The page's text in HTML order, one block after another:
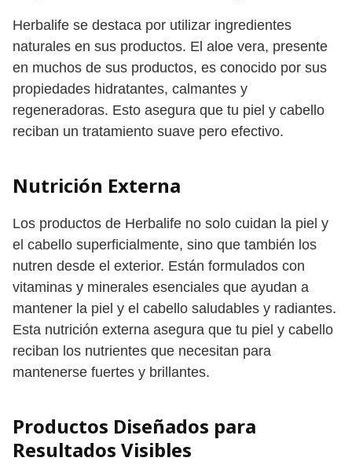
Herbalife se destaca por utilizar ingredientes
naturales en sus productos. El aloe vera, presente
en muchos de sus productos, es conocido por sus
propiedades hidratantes, calmantes y
regeneradoras. Esto asegura que tu piel y cabello
reciban un tratamiento suave pero efectivo.
Nutrición Externa
Los productos de Herbalife no solo cuidan la piel y
el cabello superficialmente, sino que también los
nutren desde el exterior. Están formulados con
vitaminas y minerales esenciales que ayudan a
mantener la piel y el cabello saludables y radiantes.
Esta nutrición externa asegura que tu piel y cabello
reciban los nutrientes que necesitan para
mantenerse fuertes y brillantes.
Productos Diseñados para
Resultados Visibles